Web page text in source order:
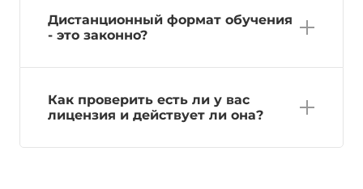
Дистанционный формат обучения
- это законно?
Как проверить есть ли у вас
лицензия и действует ли она?